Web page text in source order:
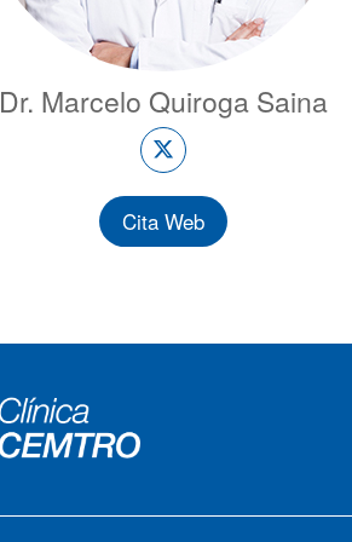
Dr. Marcelo Quiroga Saina
Cita Web